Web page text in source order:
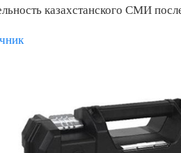
казахстанского СМИ